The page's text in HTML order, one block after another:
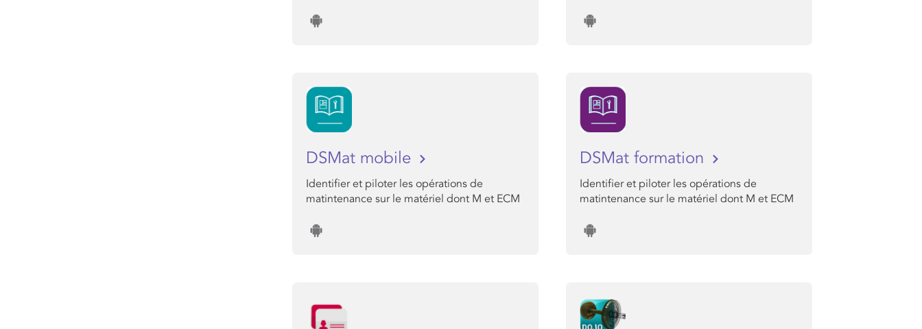
DSMat mobile
Identifier et piloter les opérations de
matintenance sur le matériel dont M et ECM
DSMat formation
Identifier et piloter les opérations de
matintenance sur le matériel dont M et ECM